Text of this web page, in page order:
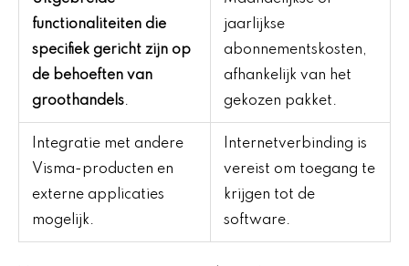
functionaliteiten die
specifiek gericht zijn op
de behoeften van
groothandels.
jaarlijkse
abonnementskosten,
afhankelijk van het
gekozen pakket.
Integratie met andere
Visma-producten en
externe applicaties
mogelijk.
Internetverbinding is
vereist om toegang te
krijgen tot de
software.